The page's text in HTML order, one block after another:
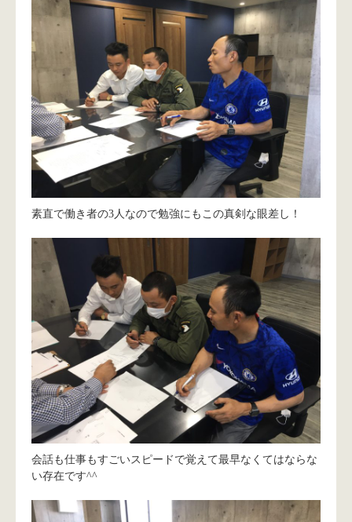
素直で働き者の3人なので勉強にもこの真剣な眼差し！
会話も仕事もすごいスピードで覚えて最早なくてはならな
い存在です^^